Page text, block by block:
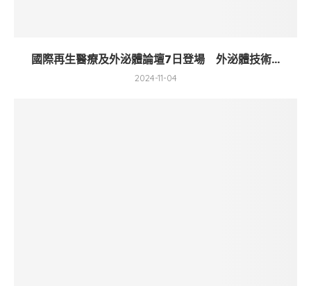
國際再生醫療及外泌體論壇7日登場 外泌體技術...
2024-11-04